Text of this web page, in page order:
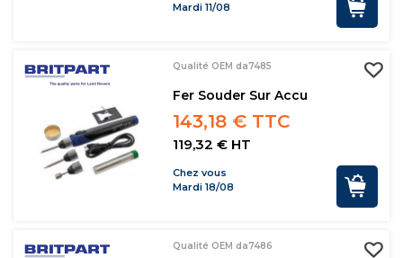
Mardi 11/08
Qualité OEM da7485
Fer Souder Sur Accu
143,18 € TTC
119,32 € HT
Chez vous
Mardi 18/08
Qualité OEM da7486